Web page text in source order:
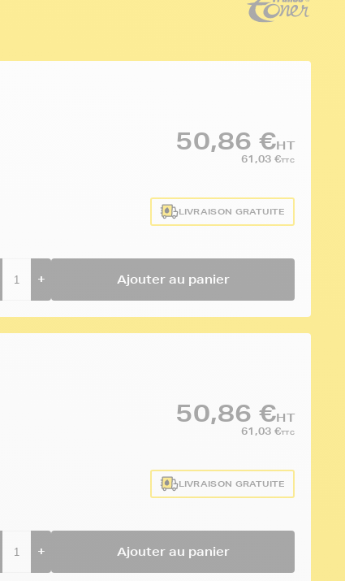
50,86 €HT
61,03 €TTC
LIVRAISON GRATUITE
+ Ajouter au panier
50,86 €HT
61,03 €TTC
LIVRAISON GRATUITE
+ Ajouter au panier